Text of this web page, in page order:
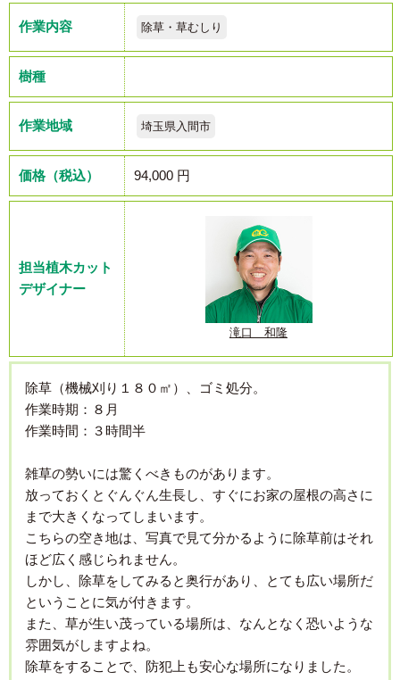
作業内容 除草・草むしり
樹種
作業地域 埼玉県入間市
価格（税込） 94,000 円
担当植木カット
デザイナー
滝口 和隆
除草（機械刈り１８０㎡）、ゴミ処分。
作業時期：８月
作業時間：３時間半
雑草の勢いには驚くべきものがあります。
放っておくとぐんぐん生長し、すぐにお家の屋根の高さに
まで大きくなってしまいます。
こちらの空き地は、写真で見て分かるように除草前はそれ
ほど広く感じられません。
しかし、除草をしてみると奥行があり、とても広い場所だ
ということに気が付きます。
また、草が生い茂っている場所は、なんとなく恐いような
雰囲気がしますよね。
除草をすることで、防犯上も安心な場所になりました。